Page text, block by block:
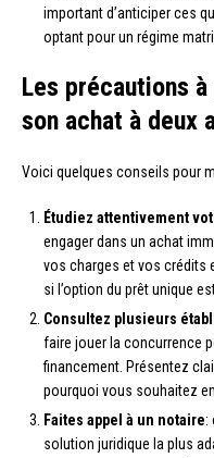
important d’anticiper ces
optant pour un régime
Les précautions
son achat à deux
Voici quelques conseils pour
Étudiez attentivement
engager dans un achat
vos charges et vos crédits
si l’option du prêt unique
Consultez plusieurs
faire jouer la concurrence
financement. Présentez
pourquoi vous souhaitez
Faites appel à un notaire:
solution juridique la plus